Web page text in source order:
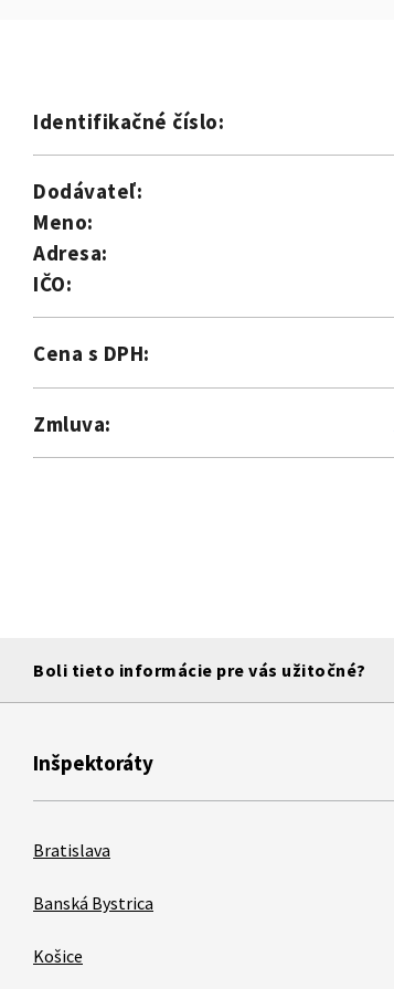
Identifikačné číslo:
Dodávateľ:
Meno:
Adresa:
IČO:
Cena s DPH:
Zmluva:
Boli tieto informácie pre vás užitočné?
Inšpektoráty
Bratislava
Banská Bystrica
Košice